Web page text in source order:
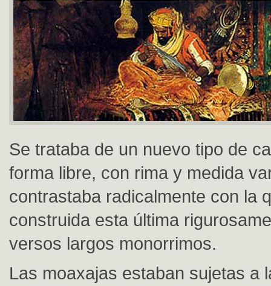
Se trataba de un nuevo tipo de
forma libre, con rima y medida
contrastaba radicalmente con la
construida esta última
versos largos monorrimos.
Las moaxajas estaban sujetas a